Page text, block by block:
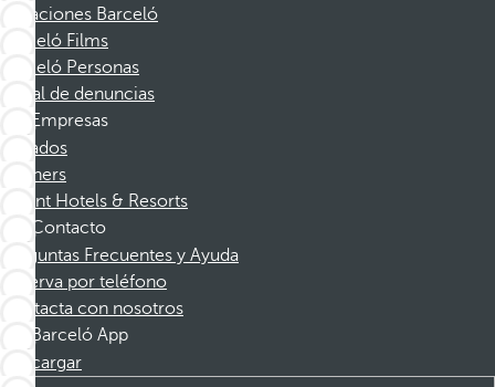
Vacaciones Barceló
Barceló Films
Barceló Personas
Canal de denuncias
Empresas
Afiliados
Partners
Dorint Hotels & Resorts
Contacto
Preguntas Frecuentes y Ayuda
Reserva por teléfono
Contacta con nosotros
Barceló App
Descargar